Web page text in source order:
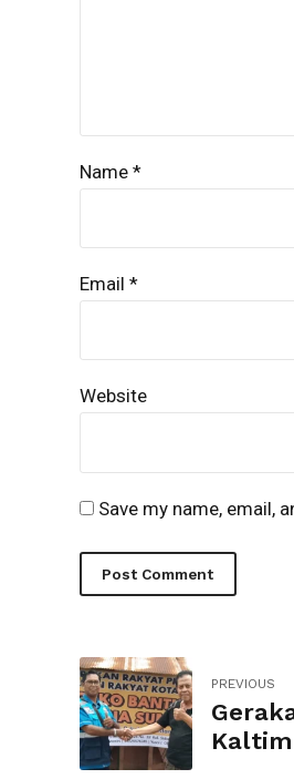
Name *
Email *
Website
Save my name, email,
Post Comment
PREVIOUS